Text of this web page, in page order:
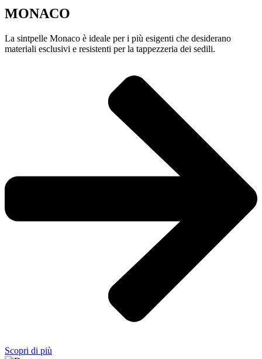
MONACO
La sintpelle Monaco è ideale per i più esigenti che desiderano
materiali esclusivi e resistenti per la tappezzeria dei sedili.
Scopri di più